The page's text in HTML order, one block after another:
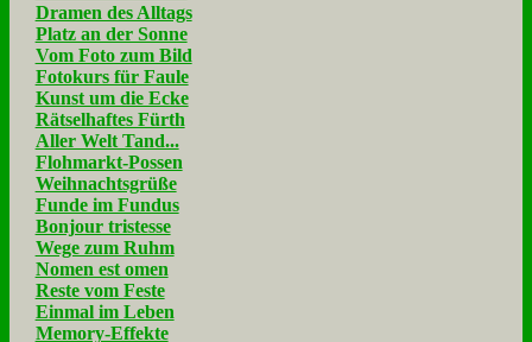
Dramen des Alltags
Platz an der Sonne
Vom Foto zum Bild
Fotokurs für Faule
Kunst um die Ecke
Rätselhaftes Fürth
Aller Welt Tand...
Flohmarkt-Possen
Weihnachtsgrüße
Funde im Fundus
Bonjour tristesse
Wege zum Ruhm
Nomen est omen
Reste vom Feste
Einmal im Leben
Memory-Effekte